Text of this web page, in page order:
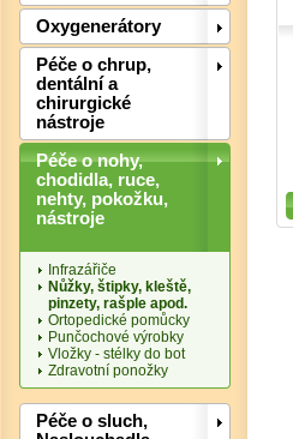
Oxygenerátory
Péče o chrup,
dentální a
chirurgické
nástroje
Péče o nohy,
chodidla, ruce,
nehty, pokožku,
nástroje
Infrazářiče
Nůžky, štipky, kleště,
pinzety, rašple apod.
Ortopedické pomůcky
Punčochové výrobky
Vložky - stélky do bot
Zdravotní ponožky
Péče o sluch,